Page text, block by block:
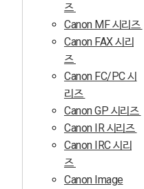
즈
Canon MF 시리즈
Canon FAX 시리
즈
Canon FC/PC 시
리즈
Canon GP 시리즈
Canon IR 시리즈
Canon IRC 시리
즈
Canon Image